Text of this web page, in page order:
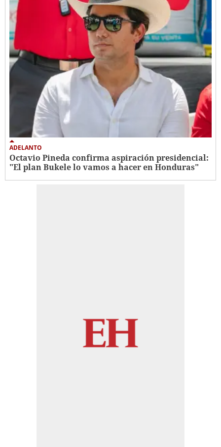
ADELANTO
Octavio Pineda confirma aspiración presidencial:
"El plan Bukele lo vamos a hacer en Honduras"